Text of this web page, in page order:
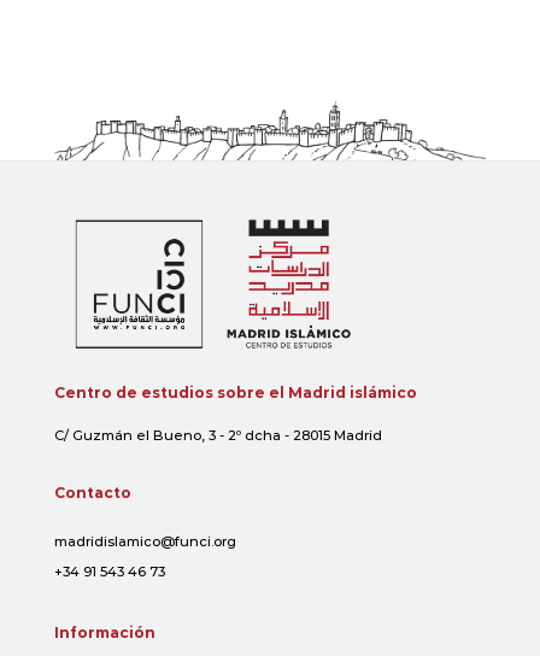
Centro de estudios sobre el Madrid islámico
C/ Guzmán el Bueno, 3 - 2º dcha - 28015 Madrid
Contacto
madridislamico@funci.org
+34 91 543 46 73
Información